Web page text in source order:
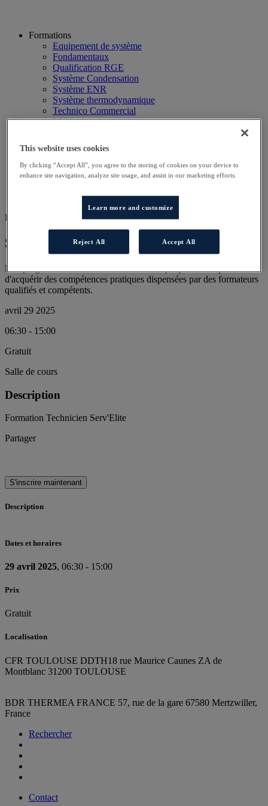
Formations
Equipement de système
Fondamentaux
Qualification RGE
Système Condensation
Système ENR
Système thermodynamique
Technico Commercial
Webinaire
Hôtels
Planning
Contactez-nous
Autres sites
Professionnel
FOR SERV ELITE
Serv'Elite Groupe Frigoriste 1 Sud Ouest
Nos programmes de formation ont été conçus pour vous permettre
d'acquérir des compétences pratiques dispensées par des formateurs
qualifiés et compétents.
avril 29 2025
06:30 - 15:00
Gratuit
Salle de cours
Description
Formation Technicien Serv'Elite
Partager
S'inscrire maintenant
Description
Dates et horaires
29 avril 2025, 06:30 - 15:00
Prix
Gratuit
Localisation
CFR TOULOUSE DDTH18 rue Maurice Caunes ZA de
Montblanc 31200 TOULOUSE
BDR THERMEA FRANCE 57, rue de la gare 67580 Mertzwiller,
France
Rechercher
Contact
This website uses cookies
By clicking “Accept All”, you agree to the storing of cookies on your device to
enhance site navigation, analyze site usage, and assist in our marketing efforts.
Learn more and customize
Reject All Accept All